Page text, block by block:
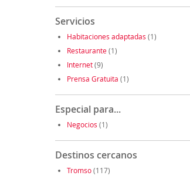
Servicios
Habitaciones adaptadas (1)
Restaurante(1)
Internet(9)
Prensa Gratuita (1)
Especial para...
Negocios (1)
Destinos cercanos
Tromso(117)